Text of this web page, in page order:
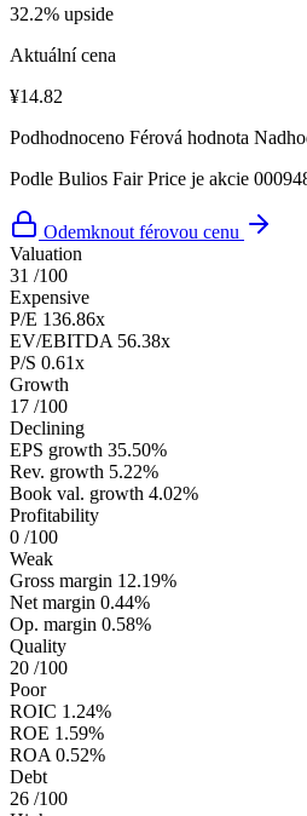
32.2% upside
Aktuální cena
¥14.82
Podhodnoceno Férová hodnota
Podle Bulios Fair Price je akcie
Odemknout férovou cenu
Valuation
31 /100
Expensive
P/E 136.86x
EV/EBITDA 56.38x
P/S 0.61x
Growth
17 /100
Declining
EPS growth 35.50%
Rev. growth 5.22%
Book val. growth 4.02%
Profitability
0 /100
Weak
Gross margin 12.19%
Net margin 0.44%
Op. margin 0.58%
Quality
20 /100
Poor
ROIC 1.24%
ROE 1.59%
ROA 0.52%
Debt
26 /100